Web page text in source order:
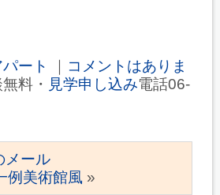
パート
コメントはありま
料・ 見学申し込み電話06-
メール
例美術館風 »